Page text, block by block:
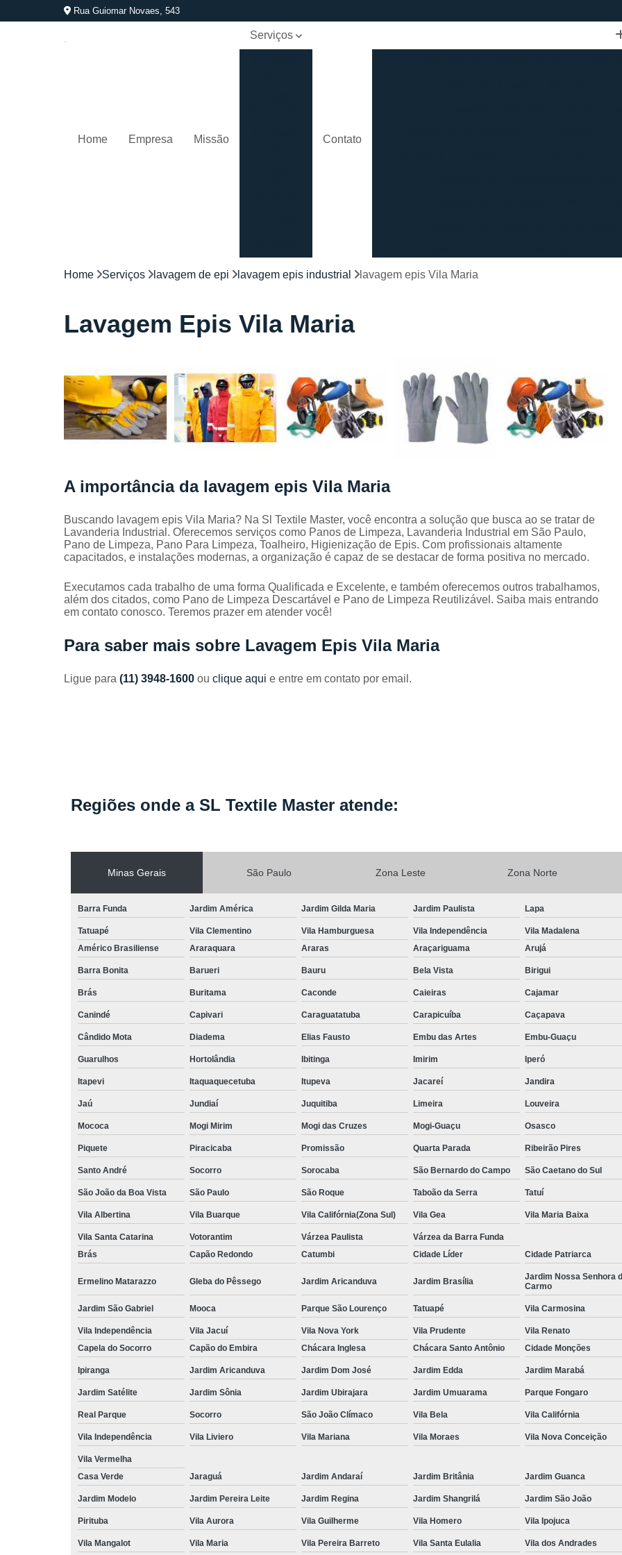
Rua Guiomar Novaes, 543
Home Empresa Missão
Serviços
de
Locação
de lençóis
de banho
Locação
de toalhas
de
manicure
de rosto
de toalhas
industriais
Mantas
Panos de
limpeza
industriais
toalhas
Contato
Lavagem de Roupão São Paulo
Lavagem de Toalha São Paulo
Lavagem Toalha de Banho
Empresa de
Lavagem de Uniforme da Empresa
Lavagem Especializada de Uniforme
Aluguel de Capa de Cortar Cabelo
Aluguel de Capa para Cortar Cabelo
Locação de Capa de Barbeiro Grande São
Locação de Lençol Queen
Locação de
Aluguel de Toalha de Banho Adulto
Aluguel de Toalha de Banho Casal
Locação de Toalha de Banho
Locação de Toalha de Banho e Rosto
Locação de Toalha de Banho Industrial
Aluguel de Toalha Branca Manicure
Aluguel de Toalha para Manicure
Locação de Toalha de Manicure Branca
Locação de Toalha para Manicure
Locação de Toalha para Pedicure
Locação de Toalhas de
Locação de Toalhas de Manicure São
Locação de Toalha Branca de Rosto
Locação de Toalha de Rosto
Locação de Toalha de Rosto e Banho
Locação de Toalha de Rosto para Salão
Locação de Toalha de Rosto São
Locação de Toalha Rosto Branca
Aluguel de Toalha Industrial Virgem
Locação de Toalha Industrial Relavada
Locação de Toalha para Salão de Beleza
Manta Absorvente Azul
Manta Absorvente
Manta Absorvente Industrial
Home Serviços lavagem de epi lavagem epis industrial lavagem epis Vila Maria
Lavagem Epis Vila Maria
A importância da lavagem epis Vila Maria
Buscando lavagem epis Vila Maria? Na Sl Textile Master, você encontra a solução que busca ao se tratar de
Lavanderia Industrial. Oferecemos serviços como Panos de Limpeza, Lavanderia Industrial em São Paulo,
Pano de Limpeza, Pano Para Limpeza, Toalheiro, Higienização de Epis. Com profissionais altamente
capacitados, e instalações modernas, a organização é capaz de se destacar de forma positiva no mercado.
Executamos cada trabalho de uma forma Qualificada e Excelente, e também oferecemos outros trabalhamos,
além dos citados, como Pano de Limpeza Descartável e Pano de Limpeza Reutilizável. Saiba mais entrando
em contato conosco. Teremos prazer em atender você!
Para saber mais sobre Lavagem Epis Vila Maria
Ligue para (11) 3948-1600 ou clique aqui e entre em contato por email.
Regiões onde a SL Textile Master atende:
Minas Gerais São Paulo Zona Leste Zona Norte
Barra Funda Jardim América Jardim Gilda Maria Jardim Paulista Lapa
Tatuapé Vila Clementino Vila Hamburguesa Vila Independência Vila Madalena
Américo Brasiliense
Araraquara Araras Araçariguama Arujá
Barra Bonita Barueri Bauru Bela Vista Birigui
Brás Buritama Caconde Caieiras Cajamar
Canindé Capivari Caraguatatuba Carapicuíba Caçapava
Cândido Mota Diadema Elias Fausto Embu das Artes Embu-Guaçu
Guarulhos Hortolândia Ibitinga Imirim Iperó
Itapevi Itaquaquecetuba Itupeva Jacareí Jandira
Jaú Jundiaí Juquitiba Limeira Louveira
Mococa Mogi Mirim Mogi das Cruzes Mogi-Guaçu Osasco
Piquete Piracicaba Promissão Quarta Parada Ribeirão Pires
Santo André Socorro Sorocaba São Bernardo do Campo São Caetano do Sul
São João da Boa Vista São Paulo São Roque Taboão da Serra Tatuí
Vila Albertina Vila Buarque Vila Califórnia(Zona Sul) Vila Gea Vila Maria Baixa
Vila Santa Catarina Votorantim Várzea Paulista
Várzea da Barra Funda
Brás
Capão Redondo Catumbi Cidade Líder Cidade Patriarca
Ermelino Matarazzo Gleba do Pêssego Jardim Aricanduva Jardim Brasília
Jardim Nossa Senhora
Carmo
Jardim São Gabriel Mooca Parque São Lourenço Tatuapé Vila Carmosina
Vila Independência Vila Jacuí Vila Nova York Vila Prudente Vila Renato
Capela do Socorro
Capão do Embira Chácara Inglesa Chácara Santo Antônio Cidade Monções
Ipiranga Jardim Aricanduva Jardim Dom José Jardim Edda Jardim Marabá
Jardim Satélite Jardim Sônia Jardim Ubirajara Jardim Umuarama Parque Fongaro
Real Parque Socorro São João Clímaco Vila Bela Vila Califórnia
Vila Independência Vila Liviero Vila Mariana Vila Moraes Vila Nova Conceição
Vila Vermelha
Casa Verde
Jaraguá Jardim Andaraí Jardim Britânia Jardim Guanca
Jardim Modelo Jardim Pereira Leite Jardim Regina Jardim Shangrilá Jardim São João
Pirituba Vila Aurora Vila Guilherme Vila Homero Vila Ipojuca
Vila Mangalot Vila Maria Vila Pereira Barreto Vila Santa Eulalia Vila dos Andrades